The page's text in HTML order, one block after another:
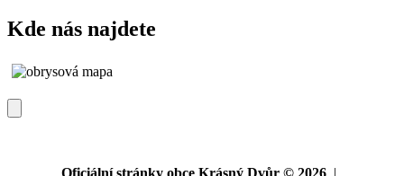
Kde nás najdete